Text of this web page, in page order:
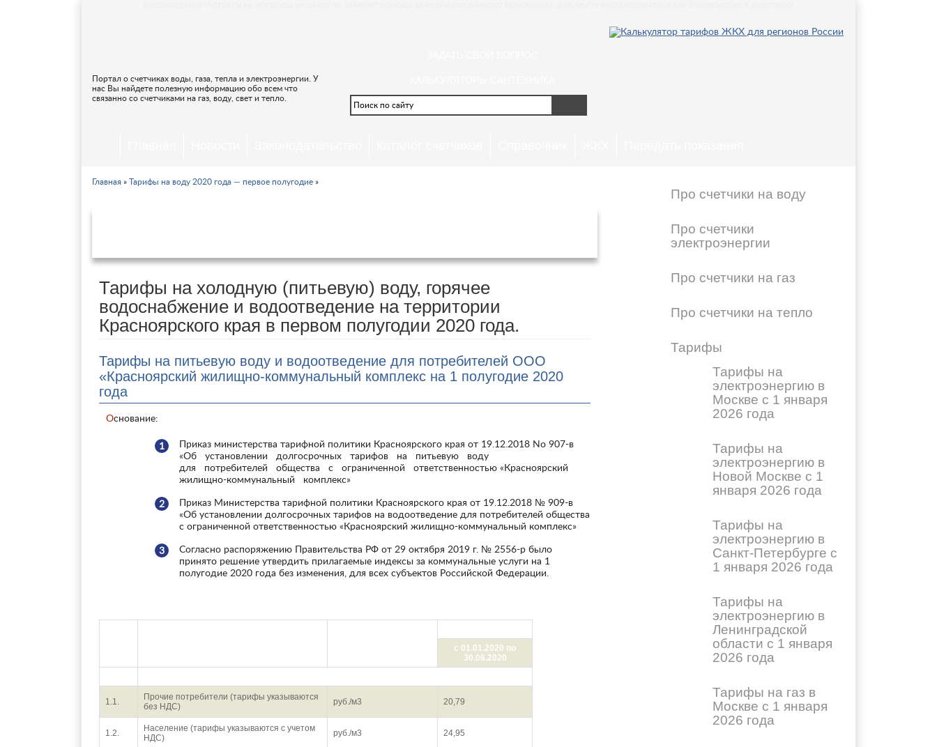
Портал о счетчиках воды, газа, тепла и электроэнергии. У
нас Вы найдете полезную информацию обо всем что
связанно со счетчиками на газ, воду, свет и тепло.
Главная » Тарифы на воду 2020 года — первое полугодие »
Тарифы на холодную (питьевую) воду, горячее
водоснабжение и водоотведение на территории
Красноярского края в первом полугодии 2020 года.
Тарифы на питьевую воду и водоотведение для потребителей ООО
«Красноярский жилищно-коммунальный комплекс на 1 полугодие 2020
года
Основание:
Приказ министерства тарифной политики Красноярского края от 19.12.2018 No 907-в
«Об установлении долгосрочных тарифов на питьевую воду
для потребителей общества с ограниченной ответственностью «Красноярский
жилищно-коммунальный комплекс»
Приказ Министерства тарифной политики Красноярского края от 19.12.2018 № 909-в
«Об установлении долгосрочных тарифов на водоотведение для потребителей общества
с ограниченной ответственностью «Красноярский жилищно-коммунальный комплекс»
Согласно распоряжению Правительства РФ от 29 октября 2019 г. № 2556-р было
принято решение утвердить прилагаемые индексы за коммунальные услуги на 1
полугодие 2020 года без изменения, для всех субъектов Российской Федерации.
с 01.01.2020 по
30.06.2020
1.1.
Прочие потребители (тарифы указываются
без НДС)
руб./м3 20,79
1.2.
Население (тарифы указываются с учетом
НДС)
руб./м3 24,95
Про счетчики на воду
Про счетчики
электроэнергии
Про счетчики на газ
Про счетчики на тепло
Тарифы
Тарифы на
электроэнергию в
Москве с 1 января
2026 года
Тарифы на
электроэнергию в
Новой Москве с 1
января 2026 года
Тарифы на
электроэнергию в
Санкт-Петербурге с
1 января 2026 года
Тарифы на
электроэнергию в
Ленинградской
области с 1 января
2026 года
Тарифы на газ в
Москве с 1 января
2026 года